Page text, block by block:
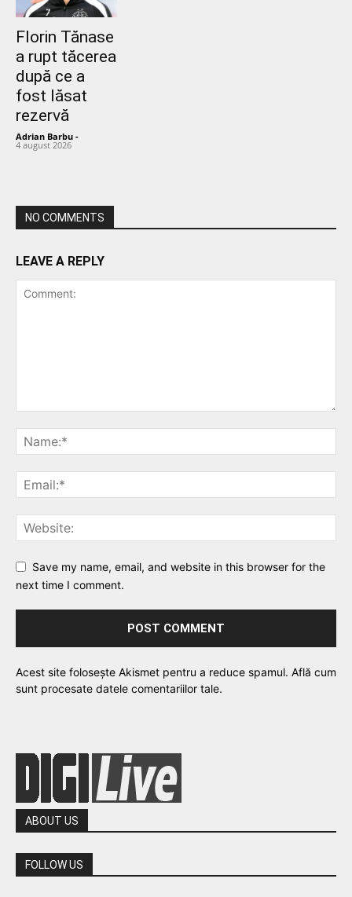
Florin Tănase
a rupt tăcerea
după ce a
fost lăsat
rezervă
Adrian Barbu -
4 august 2026
NO COMMENTS
LEAVE A REPLY
Save my name, email, and website in this browser for the
next time I comment.
Acest site folosește Akismet pentru a reduce spamul. Află cum
sunt procesate datele comentariilor tale.
ABOUT US
FOLLOW US